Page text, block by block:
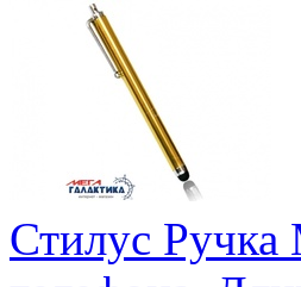
Стилус Ручка